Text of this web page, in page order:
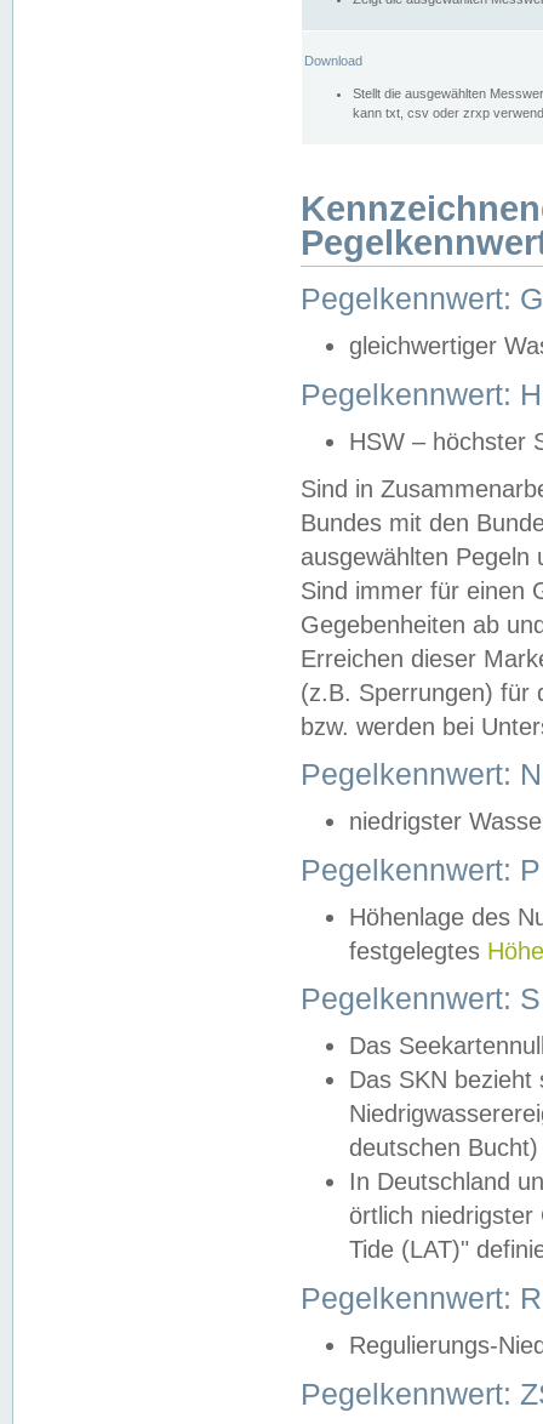
Download
Stellt die ausgewählten
kann txt, csv oder zrxp
Pegelkennwert:
gleichwertiger
Pegelkennwert:
HSW – höchster
Sind in
Bundes mit den
ausgewählten
Sind immer für einen
Gegebenheiten ab
Erreichen dieser
(z.B. Sperrungen) für
bzw. werden bei
Pegelkennwert:
niedrigster
Pegelkennwert:
Höhenlage des
festgelegtes
Pegelkennwert:
Das
Das SKN
deutschen
In Deutschland
örtlich
Tide (LAT)"
Pegelkennwert:
Regulierungs-
Pegelkennwert: